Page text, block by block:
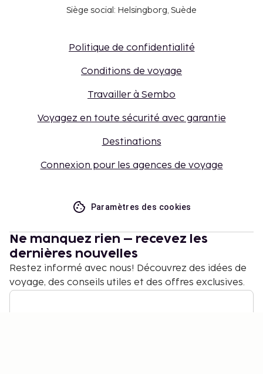
Siège social: Helsingborg, Suède
Politique de confidentialité
Conditions de voyage
Travailler à Sembo
Voyagez en toute sécurité avec garantie
Destinations
Connexion pour les agences de voyage
Paramètres des cookies
Ne manquez rien – recevez les
dernières nouvelles
Restez informé avec nous! Découvrez des idées de
voyage, des conseils utiles et des offres exclusives.